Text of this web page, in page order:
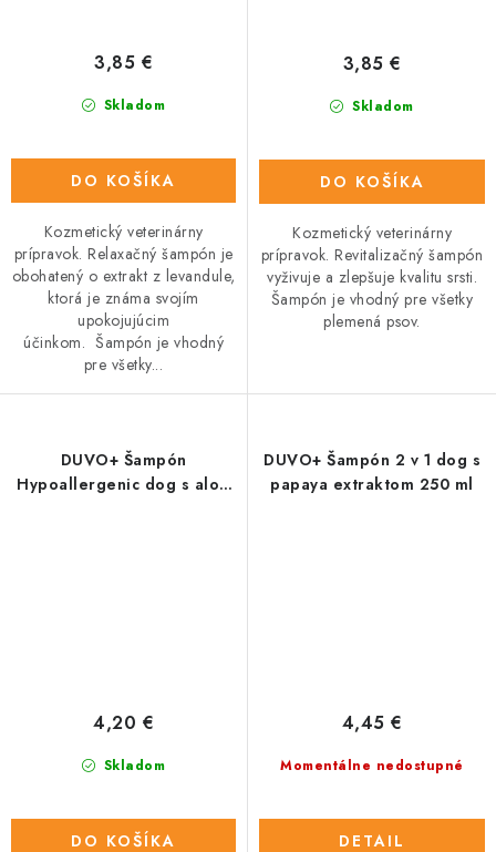
Skladom
3,85 €
DO KOŠÍKA
Kozmetický veterinárny
prípravok. Relaxačný šampón je
obohatený o extrakt z levandule,
ktorá je známa svojím
upokojujúcim
účinkom. Šampón je vhodný
pre všetky...
Skladom
3,85 €
DO KOŠÍKA
Kozmetický veterinárny
prípravok. Revitalizačný šampón
vyživuje a zlepšuje kvalitu srsti.
Šampón je vhodný pre všetky
plemená psov.
DUVO+ Šampón
Hypoallergenic dog s aloe
Skladom
4,20 €
DO KOŠÍKA
DUVO+ Šampón 2 v 1 dog s
papaya extraktom 250 ml
Momentálne nedostupné
4,45 €
DETAIL